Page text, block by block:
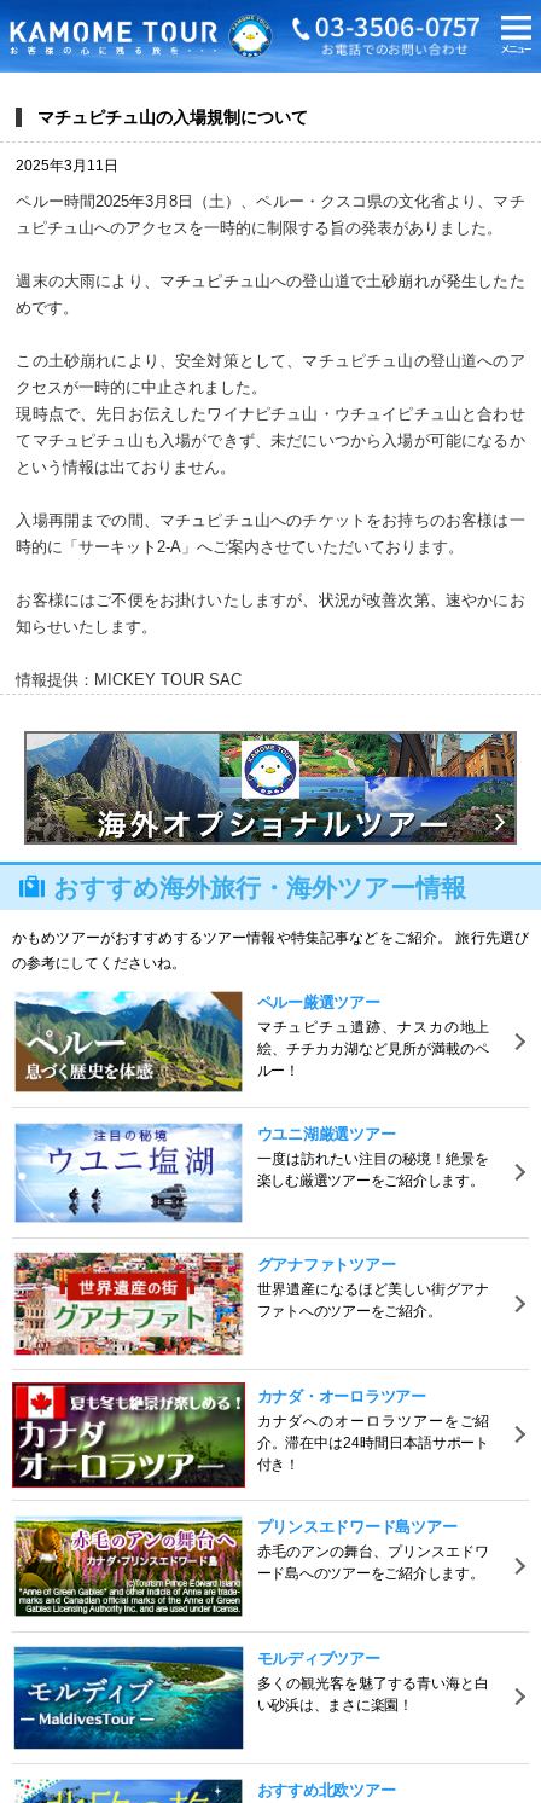
マチュピチュ山の入場規制について
2025年3月11日
ペルー時間2025年3月8日（土）、ペルー・クスコ県の文化省より、マチ
ュピチュ山へのアクセスを一時的に制限する旨の発表がありました。
週末の大雨により、マチュピチュ山への登山道で土砂崩れが発生したた
めです。
この土砂崩れにより、安全対策として、マチュピチュ山の登山道へのア
クセスが一時的に中止されました。
現時点で、先日お伝えしたワイナピチュ山・ウチュイピチュ山と合わせ
てマチュピチュ山も入場ができず、未だにいつから入場が可能になるか
という情報は出ておりません。
入場再開までの間、マチュピチュ山へのチケットをお持ちのお客様は一
時的に「サーキット2-A」へご案内させていただいております。
お客様にはご不便をお掛けいたしますが、状況が改善次第、速やかにお
知らせいたします。
情報提供：MICKEY TOUR SAC
おすすめ海外旅行・海外ツアー情報
かもめツアーがおすすめするツアー情報や特集記事などをご紹介。 旅行先選び
の参考にしてくださいね。
ペルー厳選ツアー
マチュピチュ遺跡、ナスカの地上
絵、チチカカ湖など見所が満載のペ
ルー！
ウユニ湖厳選ツアー
一度は訪れたい注目の秘境！絶景を
楽しむ厳選ツアーをご紹介します。
グアナファトツアー
世界遺産になるほど美しい街グアナ
ファトへのツアーをご紹介。
カナダ・オーロラツアー
カナダへのオーロラツアーをご紹
介。滞在中は24時間日本語サポート
付き！
プリンスエドワード島ツアー
赤毛のアンの舞台、プリンスエドワ
ード島へのツアーをご紹介します。
モルディブツアー
多くの観光客を魅了する青い海と白
い砂浜は、まさに楽園！
おすすめ北欧ツアー